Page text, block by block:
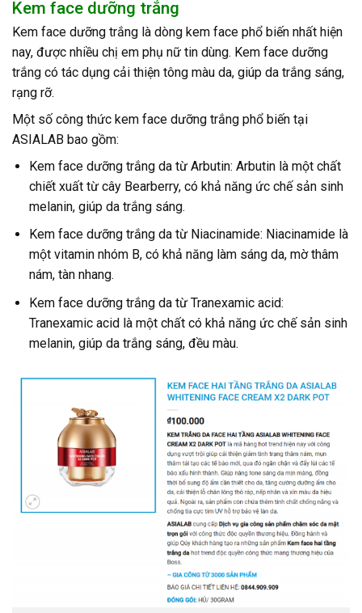
Kem face dưỡng trắng
Kem face dưỡng trắng là dòng kem face phổ biến nhất hiện
nay, được nhiều chị em phụ nữ tin dùng. Kem face dưỡng
trắng có tác dụng cải thiện tông màu da, giúp da trắng sáng,
rạng rỡ.
Một số công thức kem face dưỡng trắng phổ biến tại
ASIALAB bao gồm:
Kem face dưỡng trắng da từ Arbutin: Arbutin là một chất
chiết xuất từ cây Bearberry, có khả năng ức chế sản sinh
melanin, giúp da trắng sáng.
Kem face dưỡng trắng da từ Niacinamide: Niacinamide là
một vitamin nhóm B, có khả năng làm sáng da, mờ thâm
nám, tàn nhang.
Kem face dưỡng trắng da từ Tranexamic acid:
Tranexamic acid là một chất có khả năng ức chế sản sinh
melanin, giúp da trắng sáng, đều màu.